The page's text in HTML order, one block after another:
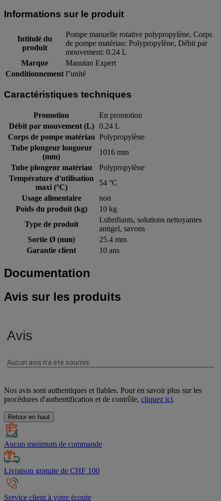
Informations sur le produit
Intitulé du
produit
Pompe manuelle rotative polypropylène, Corps
de pompe matériau: Polypropylène, Débit par
mouvement: 0.24 L
Marque
Manutan Expert
Conditionnement l''unité
Caractéristiques techniques
Promotion
En promotion
Débit par mouvement (L)
0.24 L
Corps de pompe matériau Polypropylène
Tube plongeur longueur
(mm)
1016 mm
Tube plongeur matériau
Polypropylène
Température d'utilisation
maxi (°C)
54 °C
Usage alimentaire
non
Poids du produit (kg)
10 kg
Type de produit
Lubrifiants, solutions nettoyantes
antigel, savons
Sortie Ø (mm)
25.4 mm
Garantie client
10 ans
Documentation
Avis sur les produits
Nos avis sont authentiques et fiables. Pour en savoir plus sur les
procédures d'authentification et de contrôle, cliquez ici.
Retour en haut
Aucun minimum de commande
Livraison gratuite de CHF 100
Service client à votre écoute